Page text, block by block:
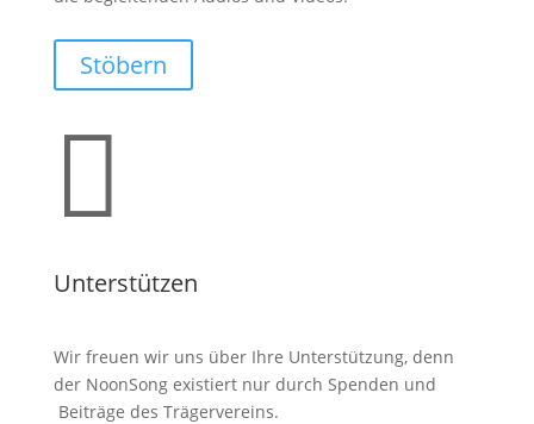
Stöbern

Unterstützen
Wir freuen wir uns über Ihre Unterstützung, denn
der NoonSong existiert nur durch Spenden und
Beiträge des Trägervereins.